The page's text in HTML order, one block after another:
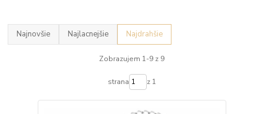
Najnovšie Najlacnejšie Najdrahšie
Zobrazujem 1-9 z 9
strana z 1